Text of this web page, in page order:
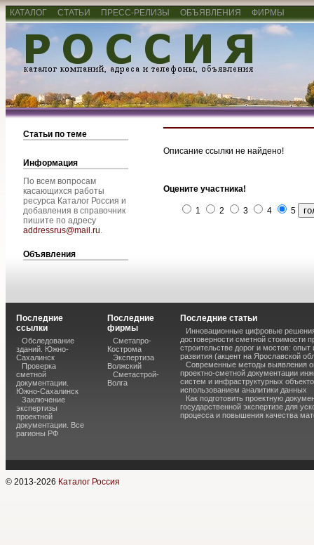
КАТАЛОГ СТАТЬИ ПРЕСС-РЕЛИЗЫ ОБЪЯВЛЕНИЯ ФИРМЫ
Статьи по теме
Информация
По всем вопросам
касающихся работы
ресурса Каталог Россия и
добавления в справочник
пишите по адресу
addressrus@mail.ru.
Объявления
Описание ссылки не найдено!
Оцените участника!
1 2 3 4 5
Последние
ссылки
Обследование
зданий. Южно-
Сахалинск
Проверка
сметной
документации.
Южно-Сахалинск
Заключение
экспертизы
проектной
документации. Все
рагионы РФ
Последние
фирмы
Сметапро-
Кострома
Экспертиза
Волжский
Сметастрой-
Волга
Последние статьи
Инновационные цифровые
достоверности сметной стоимости
строительстве дорог и мостов: опыт
развития (акцент на Ярославской
Современные методы выявления
проектно-сметной документации
систем и инфраструктурных
использованием аналитики данных
Как подготовить проектную
государственной экспертизе для
процесса и повышения качества
© 2013-2026 Каталог Россия